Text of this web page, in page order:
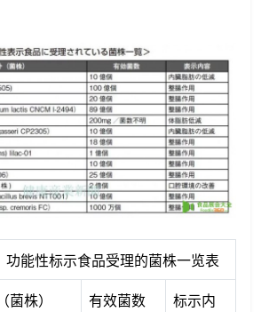
食品受理的菌株一览表
株）
有效菌数
标示内